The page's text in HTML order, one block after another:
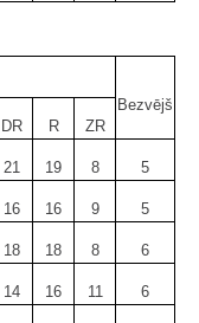
Bezvējš
DR R ZR
21 19 8 5
16 16 9 5
18 18 8 6
14 16 11 6